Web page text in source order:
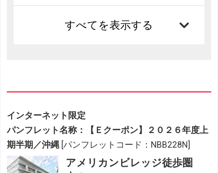
すべてを表示する
インターネット限定
パンフレット名称：【Ｅクーポン】２０２６年度上
期半期／沖縄 [パンフレットコード：NBB228N]
アメリカンビレッジ徒歩圏